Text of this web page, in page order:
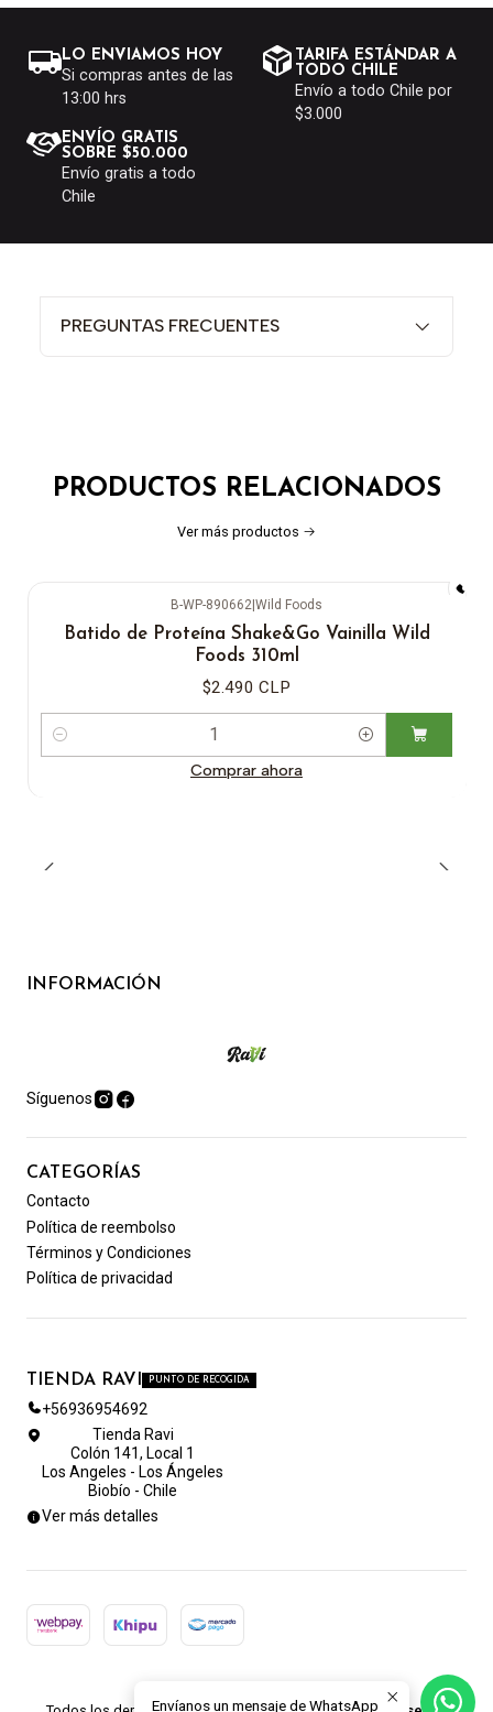
LO ENVIAMOS HOY
Si compras antes de las
13:00 hrs
TARIFA ESTÁNDAR A
TODO CHILE
Envío a todo Chile por
$3.000
ENVÍO GRATIS
SOBRE $50.000
Envío gratis a todo
Chile
PREGUNTAS FRECUENTES
PRODUCTOS RELACIONADOS
Ver más productos
B-WP-890662|Wild Foods
Batido de Proteína Shake&Go Vainilla Wild
Foods 310ml
$2.490 CLP
Cantidad
Comprar ahora
INFORMACIÓN
Síguenos
CATEGORÍAS
Contacto
Política de reembolso
Términos y Condiciones
Política de privacidad
TIENDA RAVI PUNTO DE RECOGIDA
+56936954692
Tienda Ravi
Colón 141, Local 1
Los Angeles - Los Ángeles
Biobío - Chile
Ver más detalles
Envíanos un mensaje de WhatsApp